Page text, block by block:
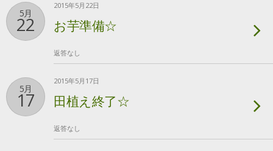
5月
22
2015年5月22日
お芋準備☆
返答なし
5月
17
2015年5月17日
田植え終了☆
返答なし